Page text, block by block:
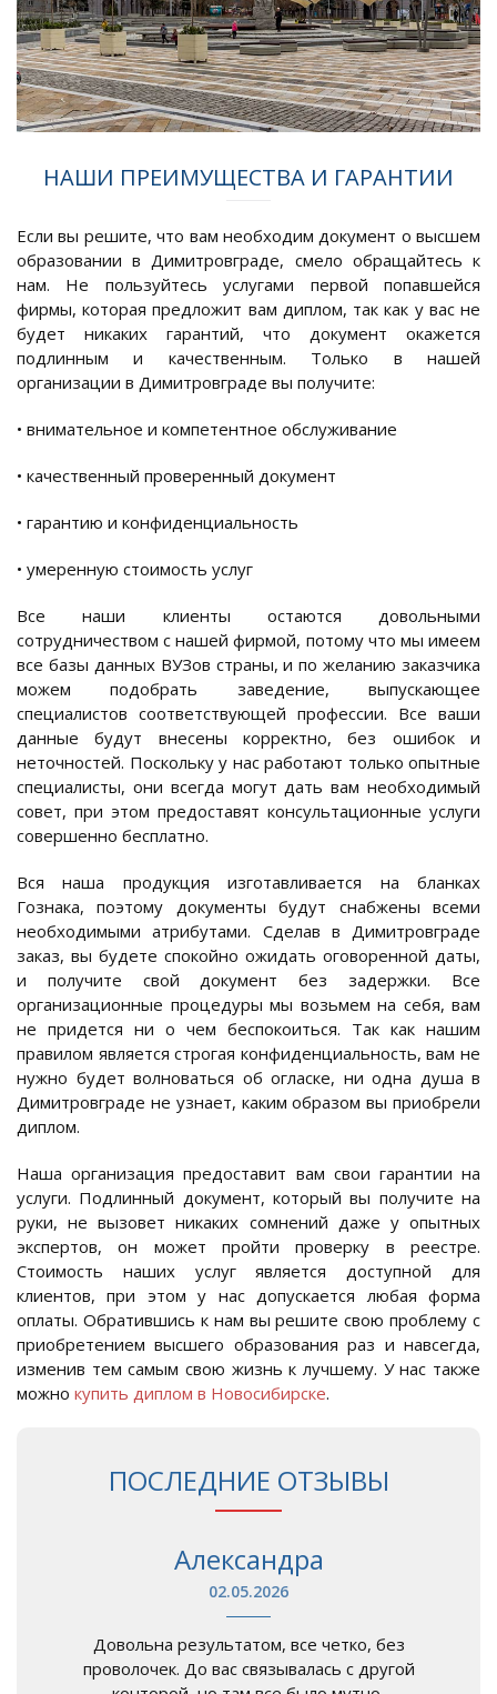
НАШИ ПРЕИМУЩЕСТВА И ГАРАНТИИ
Если вы решите, что вам необходим документ о высшем
образовании в Димитровграде, смело обращайтесь к
нам. Не пользуйтесь услугами первой попавшейся
фирмы, которая предложит вам диплом, так как у вас не
будет никаких гарантий, что документ окажется
подлинным и качественным. Только в нашей
организации в Димитровграде вы получите:
• внимательное и компетентное обслуживание
• качественный проверенный документ
• гарантию и конфиденциальность
• умеренную стоимость услуг
Все наши клиенты остаются довольными
сотрудничеством с нашей фирмой, потому что мы имеем
все базы данных ВУЗов страны, и по желанию заказчика
можем подобрать заведение, выпускающее
специалистов соответствующей профессии. Все ваши
данные будут внесены корректно, без ошибок и
неточностей. Поскольку у нас работают только опытные
специалисты, они всегда могут дать вам необходимый
совет, при этом предоставят консультационные услуги
совершенно бесплатно.
Вся наша продукция изготавливается на бланках
Гознака, поэтому документы будут снабжены всеми
необходимыми атрибутами. Сделав в Димитровграде
заказ, вы будете спокойно ожидать оговоренной даты,
и получите свой документ без задержки. Все
организационные процедуры мы возьмем на себя, вам
не придется ни о чем беспокоиться. Так как нашим
правилом является строгая конфиденциальность, вам не
нужно будет волноваться об огласке, ни одна душа в
Димитровграде не узнает, каким образом вы приобрели
диплом.
Наша организация предоставит вам свои гарантии на
услуги. Подлинный документ, который вы получите на
руки, не вызовет никаких сомнений даже у опытных
экспертов, он может пройти проверку в реестре.
Стоимость наших услуг является доступной для
клиентов, при этом у нас допускается любая форма
оплаты. Обратившись к нам вы решите свою проблему с
приобретением высшего образования раз и навсегда,
изменив тем самым свою жизнь к лучшему. У нас также
можно купить диплом в Новосибирске.
ПОСЛЕДНИЕ ОТЗЫВЫ
Александра
02.05.2026
Довольна результатом, все четко, без
проволочек. До вас связывалась с другой